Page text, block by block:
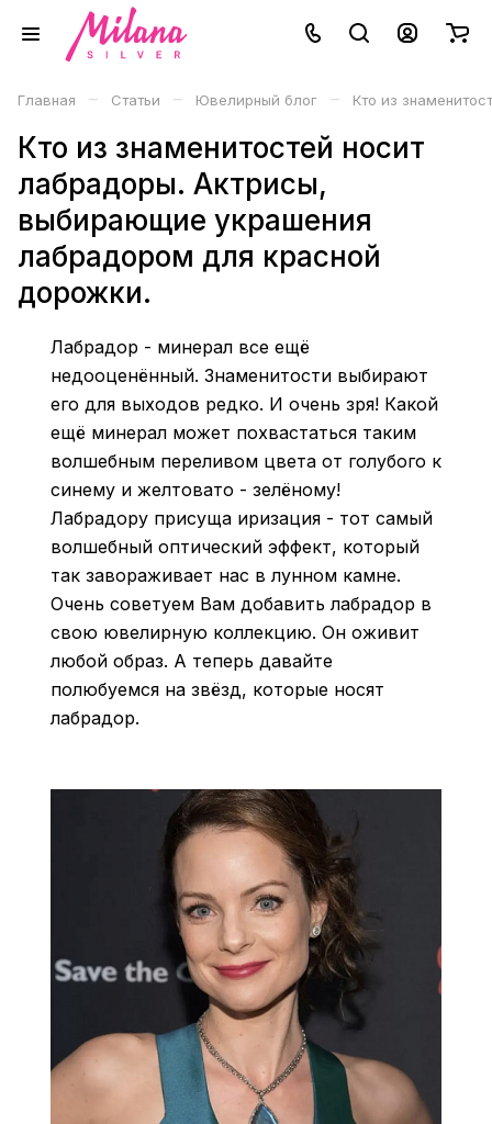
Главная – Статьи – Ювелирный блог – Кто из
Кто из знаменитостей носит
лабрадоры. Актрисы,
выбирающие украшения
лабрадором для красной
дорожки.
Лабрадор - минерал все ещё
недооценённый. Знаменитости выбирают
его для выходов редко. И очень зря! Какой
ещё минерал может похвастаться таким
волшебным переливом цвета от голубого к
синему и желтовато - зелёному!
Лабрадору присуща иризация - тот самый
волшебный оптический эффект, который
так завораживает нас в лунном камне.
Очень советуем Вам добавить лабрадор в
свою ювелирную коллекцию. Он оживит
любой образ. А теперь давайте
полюбуемся на звёзд, которые носят
лабрадор.